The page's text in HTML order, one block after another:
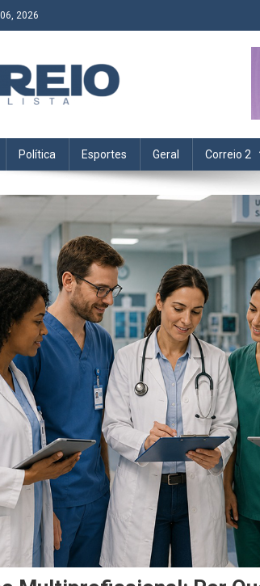
2026
notícias da região no Correio Paulista.
Política Esportes Geral Correio 2